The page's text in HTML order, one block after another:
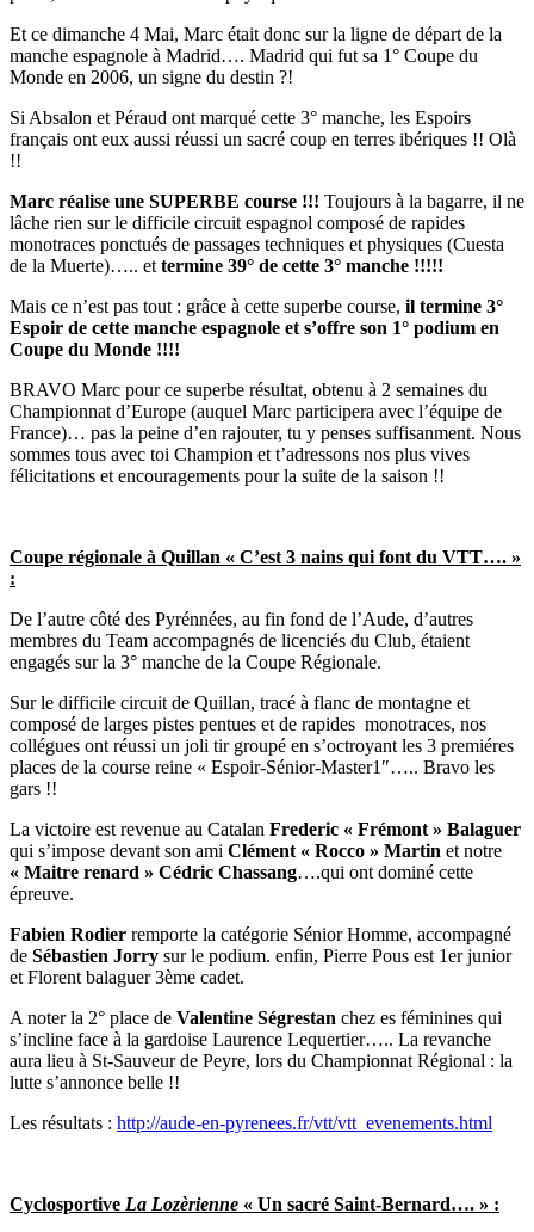
Et ce dimanche 4 Mai, Marc était donc sur la ligne de départ de la
manche espagnole à Madrid…. Madrid qui fut sa 1° Coupe du
Monde en 2006, un signe du destin ?!
Si Absalon et Péraud ont marqué cette 3° manche, les Espoirs
français ont eux aussi réussi un sacré coup en terres ibériques !! Olà
!!
Marc réalise une SUPERBE course !!! Toujours à la bagarre, il ne
lâche rien sur le difficile circuit espagnol composé de rapides
monotraces ponctués de passages techniques et physiques (Cuesta
de la Muerte)….. et termine 39° de cette 3° manche !!!!!
Mais ce n’est pas tout : grâce à cette superbe course, il termine 3°
Espoir de cette manche espagnole et s’offre son 1° podium en
Coupe du Monde !!!!
BRAVO Marc pour ce superbe résultat, obtenu à 2 semaines du
Championnat d’Europe (auquel Marc participera avec l’équipe de
France)… pas la peine d’en rajouter, tu y penses suffisanment. Nous
sommes tous avec toi Champion et t’adressons nos plus vives
félicitations et encouragements pour la suite de la saison !!
Coupe régionale à Quillan « C’est 3 nains qui font du VTT…. »
:
De l’autre côté des Pyrénnées, au fin fond de l’Aude, d’autres
membres du Team accompagnés de licenciés du Club, étaient
engagés sur la 3° manche de la Coupe Régionale.
Sur le difficile circuit de Quillan, tracé à flanc de montagne et
composé de larges pistes pentues et de rapides monotraces, nos
collégues ont réussi un joli tir groupé en s’octroyant les 3 premiéres
places de la course reine « Espoir-Sénior-Master1″….. Bravo les
gars !!
La victoire est revenue au Catalan Frederic « Frémont » Balaguer
qui s’impose devant son ami Clément « Rocco » Martin et notre
« Maitre renard » Cédric Chassang….qui ont dominé cette
épreuve.
Fabien Rodier remporte la catégorie Sénior Homme, accompagné
de Sébastien Jorry sur le podium. enfin, Pierre Pous est 1er junior
et Florent balaguer 3ème cadet.
A noter la 2° place de Valentine Ségrestan chez es féminines qui
s’incline face à la gardoise Laurence Lequertier….. La revanche
aura lieu à St-Sauveur de Peyre, lors du Championnat Régional : la
lutte s’annonce belle !!
Les résultats : http://aude-en-pyrenees.fr/vtt/vtt_evenements.html
Cyclosportive La Lozèrienne « Un sacré Saint-Bernard…. » :